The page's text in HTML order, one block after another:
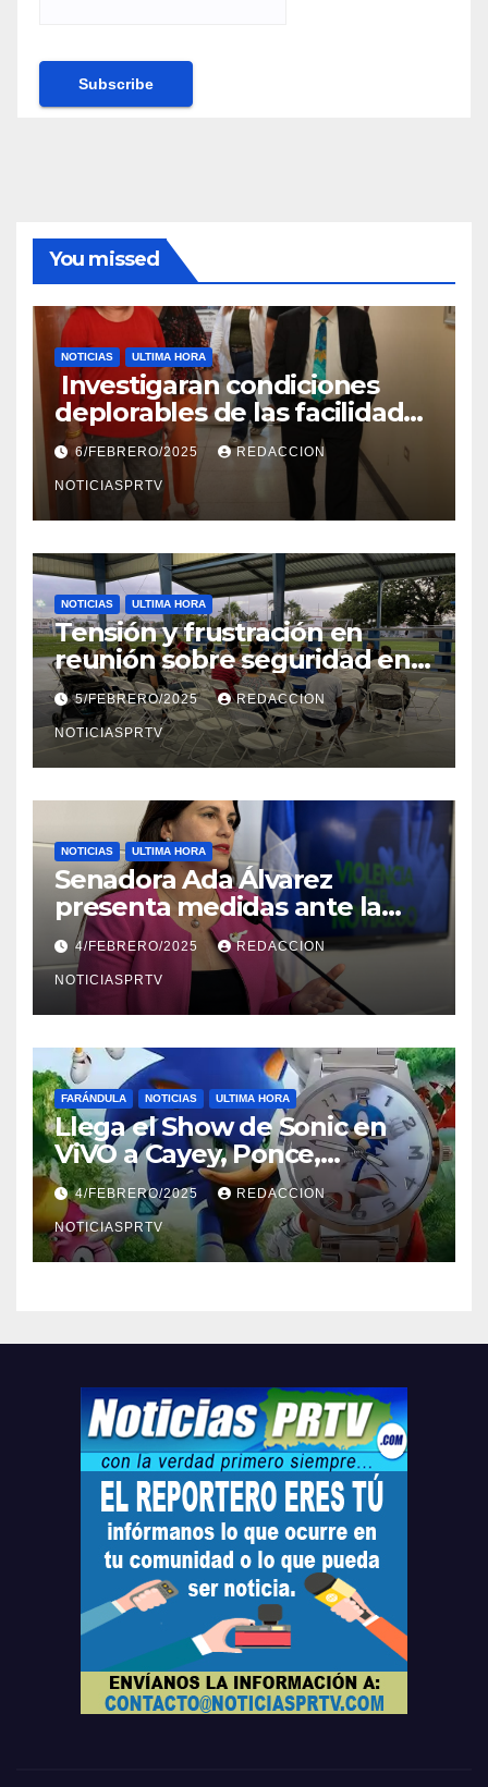
You missed
NOTICIAS ULTIMA HORA
Investigaran condiciones
deplorables de las facilidades
el Departamento de la Salud
en Mayagüez
6/FEBRERO/2025 REDACCION
NOTICIASPRTV
NOTICIAS ULTIMA HORA
Tensión y frustración en
reunión sobre seguridad en
Reparto Metropolitano
5/FEBRERO/2025 REDACCION
NOTICIASPRTV
NOTICIAS ULTIMA HORA
Senadora Ada Álvarez
presenta medidas ante la
violencia en el noviazgo
4/FEBRERO/2025 REDACCION
NOTICIASPRTV
FARÁNDULA NOTICIAS ULTIMA HORA
Llega el Show de Sonic en
ViVO a Cayey, Ponce,
Barceloneta y Humacao,
Relojes gratis para el que
compre ahora….
4/FEBRERO/2025 REDACCION
NOTICIASPRTV